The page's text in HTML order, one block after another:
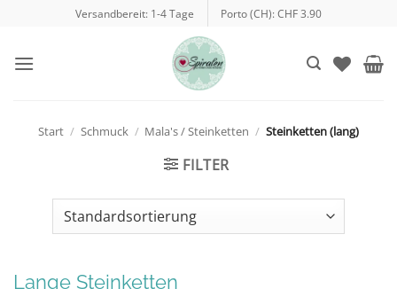
springen
Versandbereit: 1-4 Tage Porto (CH): CHF 3.90
Start / Schmuck / Mala's / Steinketten / Steinketten (lang)
FILTER
Lange Steinketten